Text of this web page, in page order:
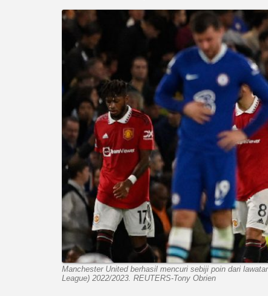
Manchester United berhasil mencuri sebiji poin dari
League) 2022/2023. REUTERS-Tony Obrien